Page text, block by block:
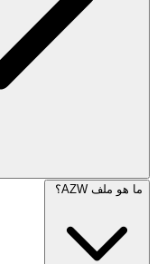
ما هو ملف AZW؟